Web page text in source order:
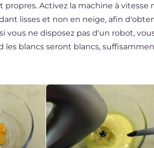
Activez la machine à vitesse
lisses et non en neige, afin
vous ne disposez pas d'un robot,
les blancs seront blancs,